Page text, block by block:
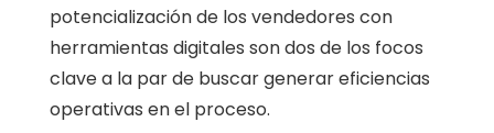
potencialización de los vendedores con
herramientas digitales son dos de los focos
clave a la par de buscar generar eficiencias
operativas en el proceso.